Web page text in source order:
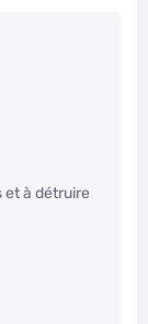
et à détruire